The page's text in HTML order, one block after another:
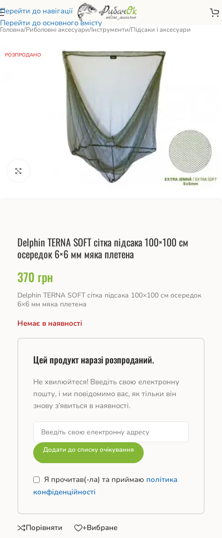
Перейти до навігації
Перейти до основного вмісту
Головна/Риболовні аксесуари/Інструменти/Підсаки і аксесуари
РОЗПРОДАНО
Натисніть, щоб збільшити
Delphin TERNA SOFT сітка підсака 100×100 см
осередок 6×6 мм мяка плетена
370 грн
Delphin TERNA SOFT сітка підсака 100×100 см осередок
6×6 мм мяка плетена
Немає в наявності
Цей продукт наразі розпроданий.
Не хвилюйтеся! Введіть свою електронну
пошту, і ми повідомимо вас, як тільки він
знову з’явиться в наявності.
Додати до списку очікування
Я прочитав(-ла) та приймаю політика
конфіденційності
Порівняти +Вибране